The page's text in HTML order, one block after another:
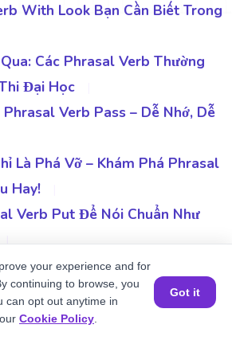
With Look Bạn Cần Biết Trong
Các Phrasal Verb Thường
Đại Học
Verb Pass – Dễ Nhớ, Dễ
Là Phá Vỡ – Khám Phá Phrasal
Hay!
Verb Put Để Nói Chuẩn Như
|
Phrasal Verbs Thông Dụng
Anh
7+ Phrasal Verb Keep Trong
Đặt một buổi học MIỄN PHÍ
your experience and for
continuing to browse, you
opt out anytime in
Cookie Policy
Got it